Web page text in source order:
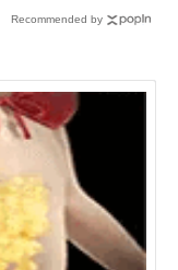
Recommended by